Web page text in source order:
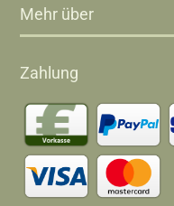
Mehr über
Zahlung